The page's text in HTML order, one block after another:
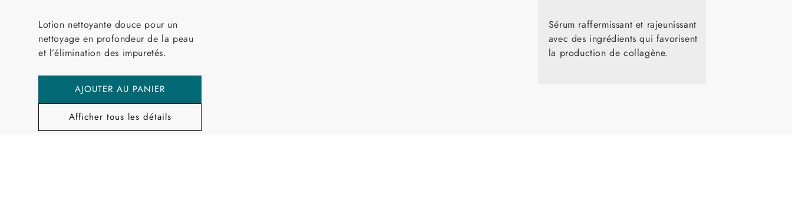
Lotion nettoyante douce pour un
nettoyage en profondeur de la peau
et l’élimination des impuretés.
AJOUTER AU PANIER
Afficher tous les détails
Sérum raffermissant et rajeunissant
avec des ingrédients qui favorisent
la production de collagène.